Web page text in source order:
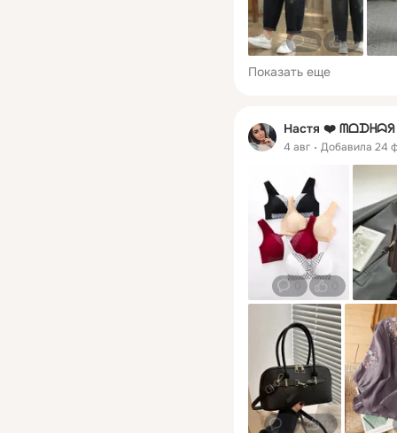
0 0
Показать еще
Настя ❤️
4 авг Добавила 24
0